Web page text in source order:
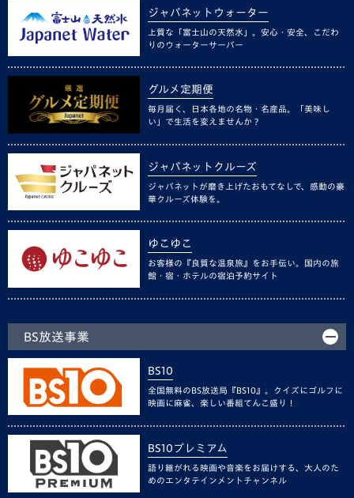
ジャパネットウォーター
上質な「富士山の天然水」。安心・安全、こだわ
りのウォーターサーバー
グルメ定期便
毎月届く、日本各地の名物・名産品。「美味し
い」で生活を変えませんか？
ジャパネットクルーズ
ジャパネットが磨き上げたおもてなしで、感動の豪
華クルーズ体験を。
ゆこゆこ
お客様の『良質な温泉旅』をお手伝い。国内の旅
館・宿・ホテルの宿泊予約サイト
BS放送事業
BS10
全国無料のBS放送局『BS10』。クイズにゴルフに
映画に麻雀、楽しい番組てんこ盛り！
BS10プレミアム
語り継がれる映画や音楽をお届けする、大人のた
めのエンタテインメントチャンネル